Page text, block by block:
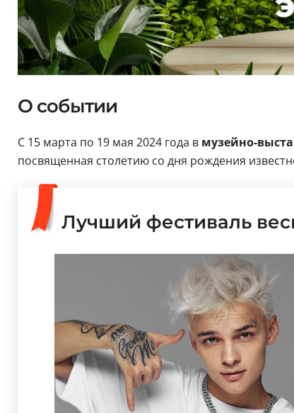
О событии
С 15 марта по 19 мая 2024 года в музейно-
посвященная столетию со дня рождения
Лучший фестиваль